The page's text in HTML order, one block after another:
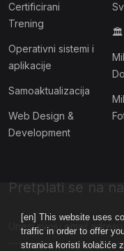
[en] This website uses
traffic in order to offer
stranica koristi kolačiće
Certificirani
Trening
Operativni sistemi i
aplikacije
Samoaktualizacija
Web Design &
Development
🏛
Pretplati se na